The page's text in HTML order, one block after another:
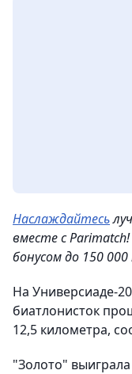
Наслаждайтесь
вместе с
бонусом до 150
На Универсиаде-
биатлонисток
12,5 километра,
"Золото"